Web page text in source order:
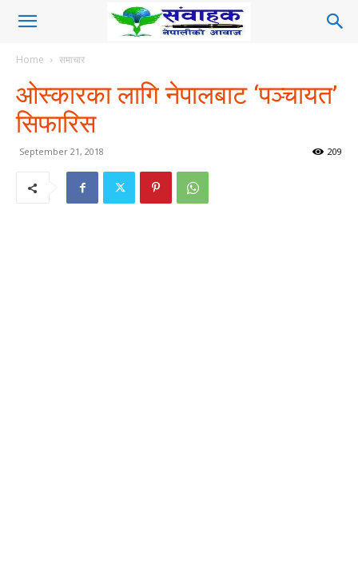
Home समाचार
ओस्कारका लागि नेपालबाट ‘पञ्चायत’
सिफारिस
September 21, 2018 209